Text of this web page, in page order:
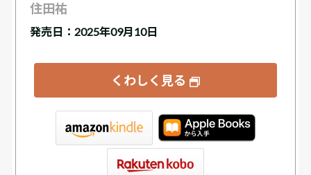
住田祐
発売日：2025年09月10日
くわしく見る